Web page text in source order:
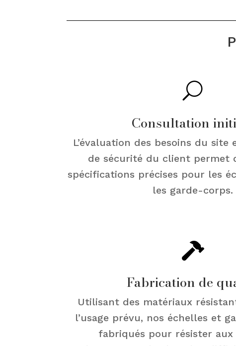
U
Consultation
L’évaluation des besoins du site
de sécurité du client permet
spécifications précises pour les
les garde-corps.

Fabrication de
Utilisant des matériaux
l’usage prévu, nos échelles et
fabriqués pour résister